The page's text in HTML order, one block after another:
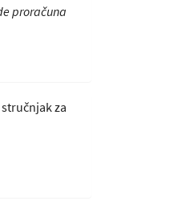
proračuna
za